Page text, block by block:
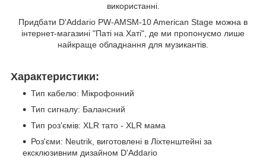
використанні.
Придбати D'Addario PW-AMSM-10 American Stage можна в
інтернет-магазині "Паті на Хаті", де ми пропонуємо лише
найкраще обладнання для музикантів.
Характеристики:
Тип кабелю: Мікрофонний
Тип сигналу: Балансний
Тип роз'ємів: XLR тато - XLR мама
Роз'єми: Neutrik, виготовлені в Ліхтенштейні за
ексклюзивним дизайном D'Addario